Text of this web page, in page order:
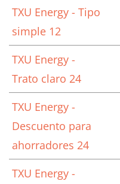
TXU Energy - Tipo
simple 12
TXU Energy -
Trato claro 24
TXU Energy -
Descuento para
ahorradores 24
TXU Energy -